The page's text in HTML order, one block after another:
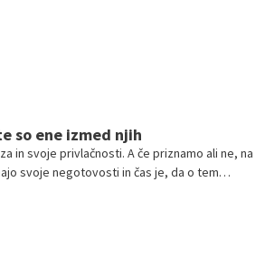
so ene izmed njih
in svoje privlačnosti. A če priznamo ali ne, na
svoje negotovosti in čas je, da o tem